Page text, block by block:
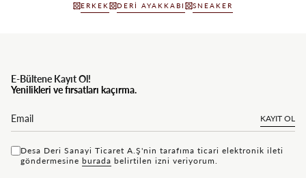
ERKEK DERI AYAKKABI SNEAKER
E-Bültene Kayıt Ol!
Yenilikleri ve fırsatları kaçırma.
KAYIT OL
Desa Deri Sanayi Ticaret A.Ş'nin tarafıma ticari elektronik ileti
göndermesine bu rada belirtilen izni veriyorum.